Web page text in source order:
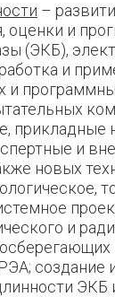
–
оценки и
(ЭКБ),
и
и
прикладные
и
новых
и
создание